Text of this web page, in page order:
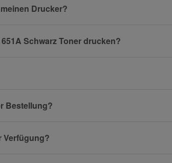
Drucker?
Schwarz Toner drucken?
Bestellung?
Verfügung?